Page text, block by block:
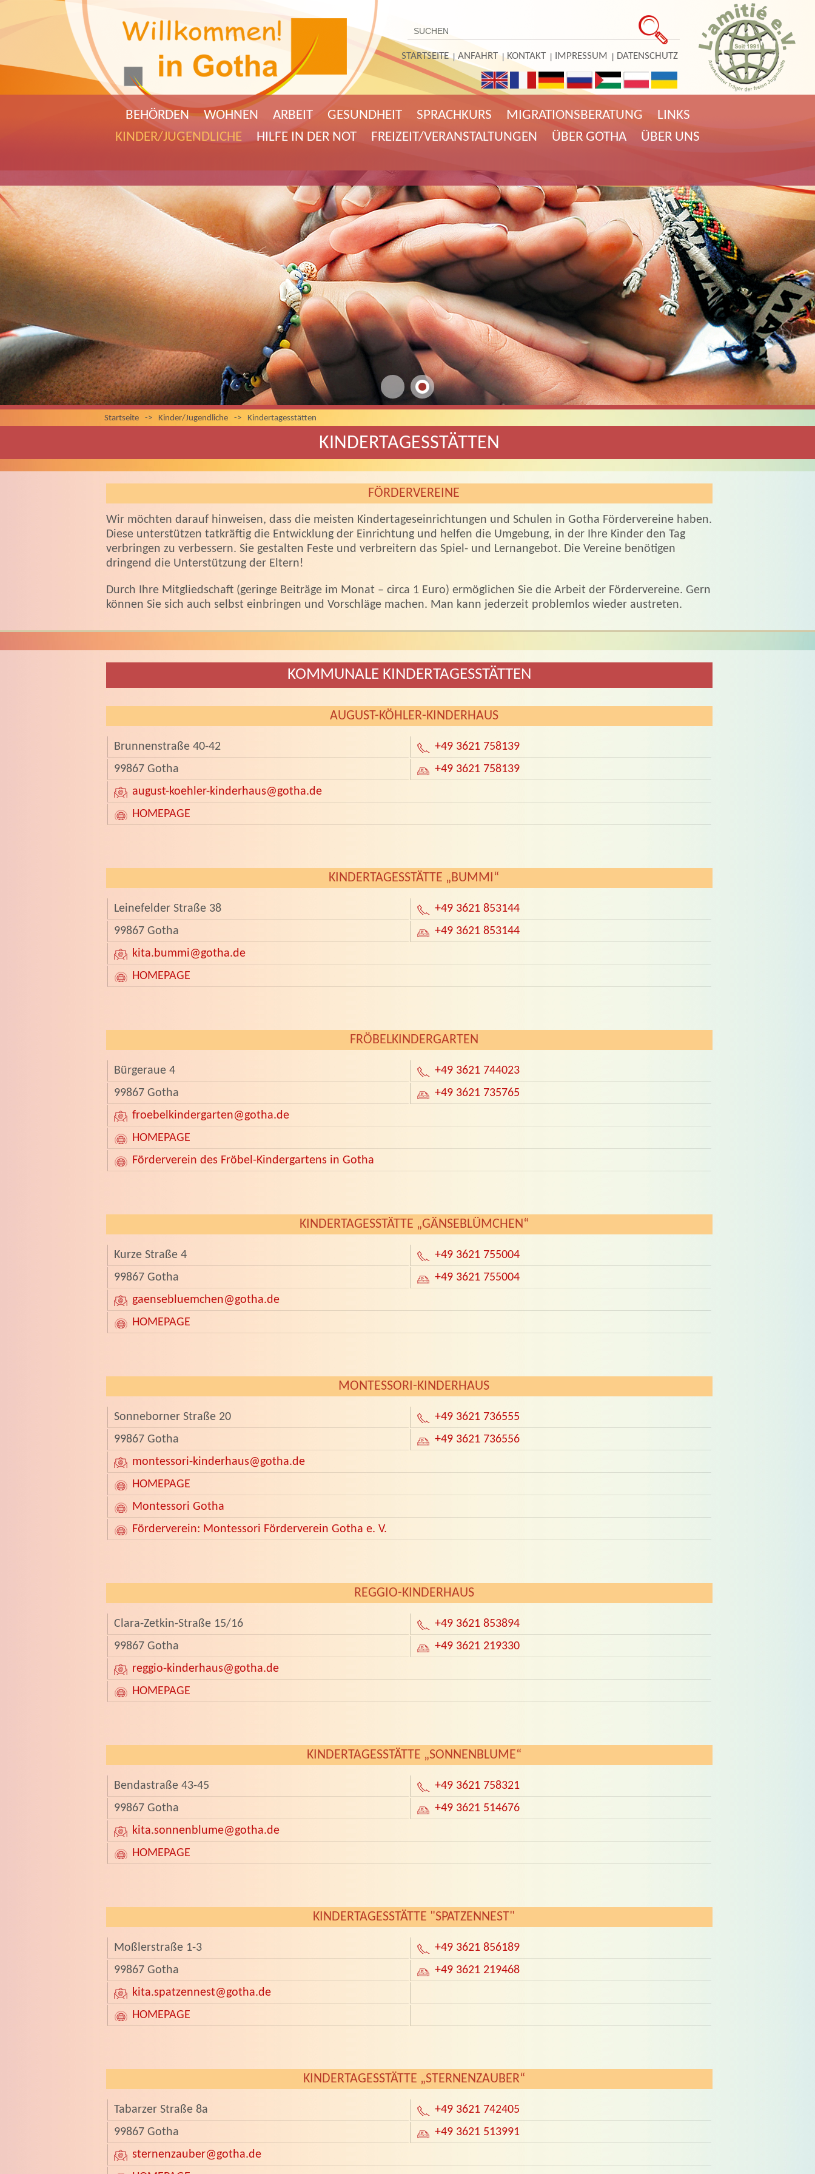
STARTSEITE ANFAHRT KONTAKT IMPRESSUM DATENSCHUTZ
BEHÖRDEN WOHNEN ARBEIT GESUNDHEIT SPRACHKURS MIGRATIONSBERATUNG
LINKS
KINDER/JUGENDLICHE
HILFE IN DER NOT FREIZEIT/VERANSTALTUNGEN ÜBER GOTHA ÜBER UNS
Startseite -> Kinder/Jugendliche -> Kindertagesstätten
KINDERTAGESSTÄTTEN
FÖRDERVEREINE
Wir möchten darauf hinweisen, dass die meisten Kindertageseinrichtungen und Schulen in Gotha Fördervereine haben.
Diese unterstützen tatkräftig die Entwicklung der Einrichtung und helfen die Umgebung, in der Ihre Kinder den Tag
verbringen zu verbessern. Sie gestalten Feste und verbreitern das Spiel- und Lernangebot. Die Vereine benötigen
dringend die Unterstützung der Eltern!
Durch Ihre Mitgliedschaft (geringe Beiträge im Monat – circa 1 Euro) ermöglichen Sie die Arbeit der Fördervereine. Gern
können Sie sich auch selbst einbringen und Vorschläge machen. Man kann jederzeit problemlos wieder austreten.
KOMMUNALE KINDERTAGESSTÄTTEN
AUGUST-KÖHLER-KINDERHAUS
Brunnenstraße 40-42
+49 3621 758139
99867 Gotha
+49 3621 758139
august-koehler-kinderhaus@gotha.de
HOMEPAGE
KINDERTAGESSTÄTTE „BUMMI“
Leinefelder Straße 38
+49 3621 853144
99867 Gotha
+49 3621 853144
kita.bummi@gotha.de
HOMEPAGE
FRÖBELKINDERGARTEN
Bürgeraue 4
+49 3621 744023
99867 Gotha
+49 3621 735765
froebelkindergarten@gotha.de
HOMEPAGE
Förderverein des Fröbel-Kindergartens in Gotha
KINDERTAGESSTÄTTE „GÄNSEBLÜMCHEN“
Kurze Straße 4
+49 3621 755004
99867 Gotha
+49 3621 755004
gaensebluemchen@gotha.de
HOMEPAGE
MONTESSORI-KINDERHAUS
Sonneborner Straße 20
+49 3621 736555
99867 Gotha
+49 3621 736556
montessori-kinderhaus@gotha.de
HOMEPAGE
Montessori Gotha
Förderverein: Montessori Förderverein Gotha e. V.
REGGIO-KINDERHAUS
Clara-Zetkin-Straße 15/16
+49 3621 853894
99867 Gotha
+49 3621 219330
reggio-kinderhaus@gotha.de
HOMEPAGE
KINDERTAGESSTÄTTE „SONNENBLUME“
Bendastraße 43-45
+49 3621 758321
99867 Gotha
+49 3621 514676
kita.sonnenblume@gotha.de
HOMEPAGE
KINDERTAGESSTÄTTE "SPATZENNEST"
Moßlerstraße 1-3
+49 3621 856189
99867 Gotha
+49 3621 219468
kita.spatzennest@gotha.de
HOMEPAGE
KINDERTAGESSTÄTTE „STERNENZAUBER“
Tabarzer Straße 8a
+49 3621 742405
99867 Gotha
+49 3621 513991
sternenzauber@gotha.de